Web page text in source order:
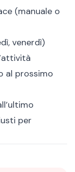
(manuale o
venerdì)
al prossimo
per